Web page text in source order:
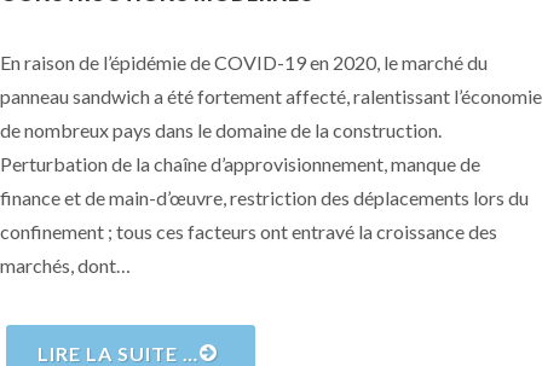
En raison de l’épidémie de COVID-19 en 2020, le marché du
panneau sandwich a été fortement affecté, ralentissant l’économie
de nombreux pays dans le domaine de la construction.
Perturbation de la chaîne d’approvisionnement, manque de
finance et de main-d’œuvre, restriction des déplacements lors du
confinement ; tous ces facteurs ont entravé la croissance des
marchés, dont…
LIRE LA SUITE …